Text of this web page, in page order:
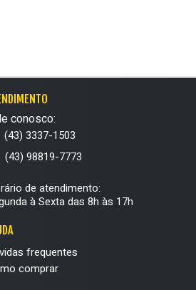
conosco:
(43) 3337-1503
(43) 98819-7773
de atendimento:
à Sexta das 8h às 17h
frequentes
comprar